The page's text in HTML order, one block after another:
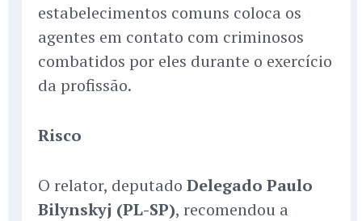
estabelecimentos comuns coloca os
agentes em contato com criminosos
combatidos por eles durante o exercício
da profissão.
Risco
O relator, deputado Delegado Paulo
Bilynskyj (PL-SP), recomendou a